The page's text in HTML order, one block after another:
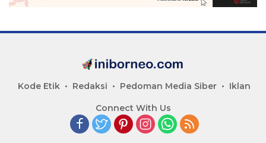
Kode Etik Redaksi Pedoman Media Siber Iklan
Connect With Us